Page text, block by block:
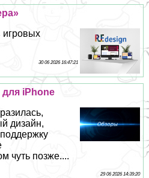
игровых
30 06 2026 16:47:21
iPhone
дизайн,
чуть позже....
29 06 2026 14:39:20